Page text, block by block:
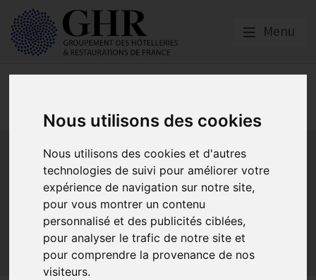
Nous utilisons des cookies
Nous utilisons des cookies et d'autres
technologies de suivi pour améliorer votre
expérience de navigation sur notre site,
pour vous montrer un contenu
personnalisé et des publicités ciblées,
pour analyser le trafic de notre site et
pour comprendre la provenance de nos
visiteurs.
Menu
COVID-19
Plan Relance Tourisme
Economie de trésorerie
Communication GNI
Sacem
Titres restaurant
Initiatives
Réglementation Fonds de Solidarité
Urssaf La reprise
Aides de l’état
Relations clients & OTA
Agirc-Arrco
Discothèques
Pass sanitaire/vaccinal
Plan de relance